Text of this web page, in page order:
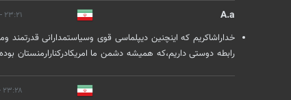
A.a ۲۳:۲۱ - ۱۴۰۱/۰۷/۳۰
خداراشاکریم که اینچنین دیپلماسی قوی وسیاستمدارانی
رابطه دوستی داریم،که همیشه دشمن ما امریکادرکنارارمنستان
۲۳:۲۸ - ۱۴۰۱/۰۷/۳۰